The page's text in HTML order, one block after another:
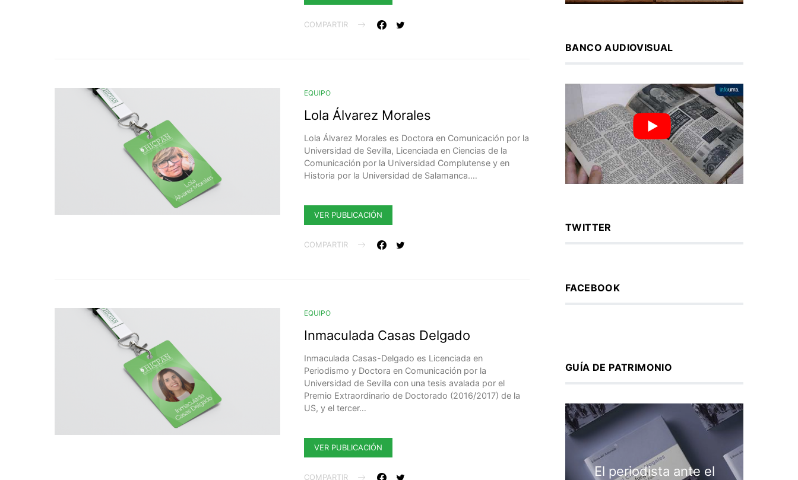
COMPARTIR
EQUIPO
Lola Álvarez Morales
Lola Álvarez Morales es Doctora en Comunicación por la
Universidad de Sevilla, Licenciada en Ciencias de la
Comunicación por la Universidad Complutense y en
Historia por la Universidad de Salamanca.…
VER PUBLICACIÓN
COMPARTIR
EQUIPO
Inmaculada Casas Delgado
Inmaculada Casas-Delgado es Licenciada en
Periodismo y Doctora en Comunicación por la
Universidad de Sevilla con una tesis avalada por el
Premio Extraordinario de Doctorado (2016/2017) de la
US, y el tercer…
VER PUBLICACIÓN
COMPARTIR
BANCO AUDIOVISUAL
TWITTER
FACEBOOK
GUÍA DE PATRIMONIO
El periodista ante el